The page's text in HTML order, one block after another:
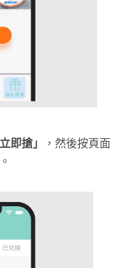
立即搶」
，然後按頁面